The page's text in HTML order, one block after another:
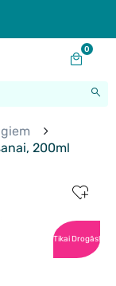
0
200ml
Tikai Drogās!